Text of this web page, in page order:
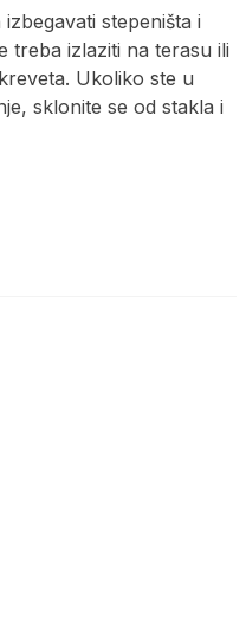
stepeništa i
treba izlaziti na terasu ili
Ukoliko ste u
sklonite se od stakla i